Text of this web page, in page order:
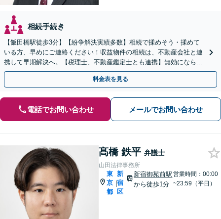
相続手続き
【飯田橋駅徒歩3分】【紛争解決実績多数】相続で揉めそう・揉めて
いる方、早めにご連絡ください！収益物件の相続は、不動産会社と連
携して早期解決へ。【税理士、不動産鑑定士とも連携】無効にならな
い「遺言書作成」も対応いたします。
料金表を見る
電話でお問い合わせ メールでお問い合わせ
髙橋 鉄平 弁護士
山田法律事務所
東
京
都
|
新
宿
区
新宿御苑前駅
から徒歩1分
営業時間：00:00
~23:59（平日）